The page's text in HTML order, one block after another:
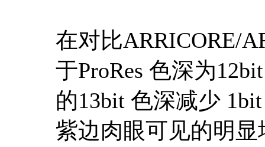
在对比ARRICORE/
于ProRes 色深为
的13bit 色深减少
紫边肉眼可见的明